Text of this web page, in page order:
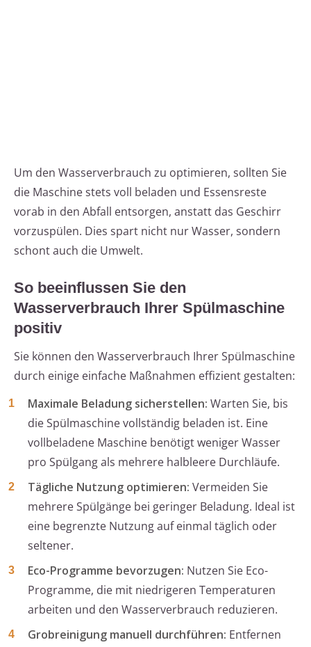
Um den Wasserverbrauch zu optimieren, sollten Sie
die Maschine stets voll beladen und Essensreste
vorab in den Abfall entsorgen, anstatt das Geschirr
vorzuspülen. Dies spart nicht nur Wasser, sondern
schont auch die Umwelt.
So beeinflussen Sie den
Wasserverbrauch Ihrer Spülmaschine
positiv
Sie können den Wasserverbrauch Ihrer Spülmaschine
durch einige einfache Maßnahmen effizient gestalten:
Maximale Beladung sicherstellen: Warten Sie, bis
die Spülmaschine vollständig beladen ist. Eine
vollbeladene Maschine benötigt weniger Wasser
pro Spülgang als mehrere halbleere Durchläufe.
Tägliche Nutzung optimieren: Vermeiden Sie
mehrere Spülgänge bei geringer Beladung. Ideal ist
eine begrenzte Nutzung auf einmal täglich oder
seltener.
Eco-Programme bevorzugen: Nutzen Sie Eco-
Programme, die mit niedrigeren Temperaturen
arbeiten und den Wasserverbrauch reduzieren.
Grobreinigung manuell durchführen: Entfernen